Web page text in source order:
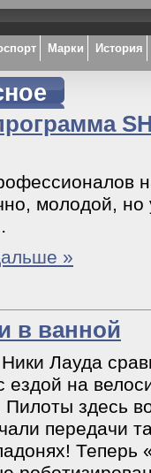
Марки История
молодой,
»
в ванной
Лауда
ездой на
Пилоты здесь
передачи
Теперь